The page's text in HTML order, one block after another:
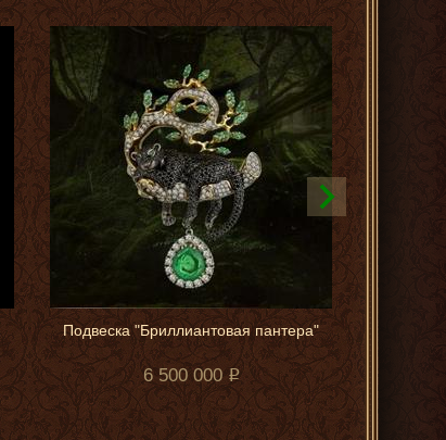
Подвеска "Бриллиантовая пантера"
6 500 000